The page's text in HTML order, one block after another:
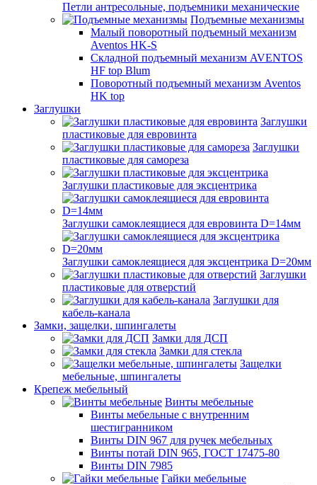
Петли антресольные, подъемники механические
Подъемные механизмы
Малый поворотный подъемный механизм
Aventos HK-S
Складной подъемный механизм AVENTOS
HF top Blum
Поворотный подъемный механизм Aventos
HK top
Заглушки
Заглушки
пластиковые для евровинта
Заглушки
пластиковые для самореза
Заглушки пластиковые для эксцентрика
Заглушки самоклеящиеся для евровинта D=14мм
Заглушки самоклеящиеся для эксцентрика D=20мм
Заглушки
пластиковые для отверстий
Заглушки для
кабель-канала
Замки, защелки, шпингалеты
Замки для ДСП
Замки для стекла
Защелки
мебельные, шпингалеты
Крепеж мебельный
Винты мебельные
Винты мебельные с внутренним
шестигранником
Винты DIN 967 для ручек мебельных
Винты потай DIN 965, ГОСТ 17475-80
Винты DIN 7985
Гайки мебельные